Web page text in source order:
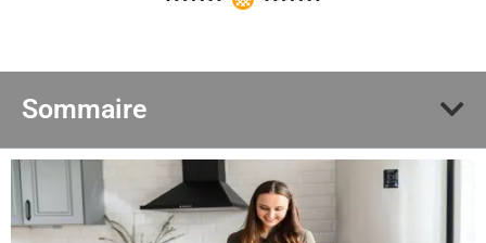
Sommaire